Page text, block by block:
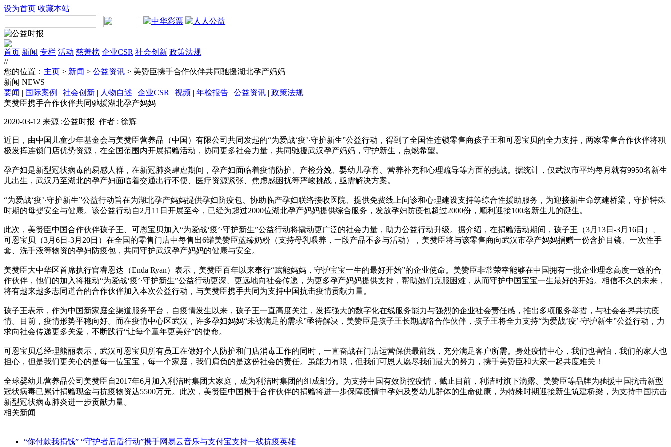
设为首页 收藏本站
首页 新闻 专栏 活动 慈善榜 企业CSR 社会创新 政策法规
//
您的位置： 主页 > 新闻 > 公益资讯 > 美赞臣携手合作伙伴共同驰援湖北孕产妈妈
新闻 NEWS
要闻 | 国际案例 | 社会创新 | 人物自述 | 企业CSR | 视频 | 年检报告 | 公益资讯 | 政策法规
美赞臣携手合作伙伴共同驰援湖北孕产妈妈
2020-03-12 来源 :公益时报 作者 : 徐辉
近日，由中国儿童少年基金会与美赞臣营养品（中国）有限公司共同发起的“为爱战‘疫’·守护新生”公益行动，得到了全国性连锁零售商孩子王和可恩宝贝的全力支持，两家零售合作伙伴将积
极发挥连锁门店优势资源，在全国范围内开展捐赠活动，协同更多社会力量，共同驰援武汉孕产妈妈，守护新生，点燃希望。
孕产妇是新型冠状病毒的易感人群，在新冠肺炎肆虐期间，孕产妇面临着疫情防护、产检分娩、婴幼儿孕育、营养补充和心理疏导等方面的挑战。据统计，仅武汉市平均每月就有9950名新生
儿出生，武汉乃至湖北的孕产妇面临着交通出行不便、医疗资源紧张、焦虑感困扰等严峻挑战，亟需解决方案。
“为爱战‘疫’·守护新生”公益行动旨在为湖北孕产妈妈提供孕妇防疫包、协助临产孕妇联络接收医院、提供免费线上问诊和心理建设支持等综合性援助服务，为迎接新生命筑建桥梁，守护特殊
时期的母婴安全与健康。该公益行动自2月11日开展至今，已经为超过2000位湖北孕产妈妈提供综合服务，发放孕妇防疫包超过2000份，顺利迎接100名新生儿的诞生。
此次，美赞臣中国合作伙伴孩子王、可恩宝贝加入“为爱战‘疫’·守护新生”公益行动将撬动更广泛的社会力量，助力公益行动升级。据介绍，在捐赠活动期间，孩子王（3月13日-3月16日）、
可恩宝贝（3月6日-3月20日）在全国的零售门店中每售出6罐美赞臣蓝臻奶粉（支持母乳喂养，一段产品不参与活动），美赞臣将与该零售商向武汉市孕产妈妈捐赠一份含护目镜、一次性手
套、洗手液等物资的孕妇防疫包，共同守护武汉孕产妈妈的健康与安全。
美赞臣大中华区首席执行官睿恩达（Enda Ryan）表示，美赞臣百年以来奉行“赋能妈妈，守护宝宝一生的最好开始”的企业使命。美赞臣非常荣幸能够在中国拥有一批企业理念高度一致的合
作伙伴，他们的加入将推动“为爱战‘疫’·守护新生”公益行动更深、更远地向社会传递，为更多孕产妈妈提供支持，帮助她们克服困难，从而守护中国宝宝一生最好的开始。相信不久的未来，
将有越来越多志同道合的合作伙伴加入本次公益行动，与美赞臣携手共同为支持中国抗击疫情贡献力量。
孩子王表示，作为中国新家庭全渠道服务平台，自疫情发生以来，孩子王一直高度关注，发挥强大的数字化在线服务能力与强烈的企业社会责任感，推出多项服务举措，与社会各界共抗疫
情。目前，疫情形势平稳向好。而在疫情中心区武汉，许多孕妇妈妈“未被满足的需求”亟待解决，美赞臣是孩子王长期战略合作伙伴，孩子王将全力支持“为爱战‘疫’·守护新生”公益行动，力
求向社会传递更多关爱，不断践行“让每个童年更美好”的使命。
可恩宝贝总经理熊丽表示，武汉可恩宝贝所有员工在做好个人防护和门店消毒工作的同时，一直奋战在门店运营保供最前线，充分满足客户所需。身处疫情中心，我们也害怕，我们的家人也
担心，但是我们更关心的是每一位宝宝，每一个家庭，我们肩负的是这份社会的责任。虽能力有限，但我们可恩人愿尽我们最大的努力，携手美赞臣和大家一起共度难关！
全球婴幼儿营养品公司美赞臣自2017年6月加入利洁时集团大家庭，成为利洁时集团的组成部分。为支持中国有效防控疫情，截止目前，利洁时旗下滴露、美赞臣等品牌为驰援中国抗击新型
冠状病毒已累计捐赠现金与抗疫物资达5500万元。此次，美赞臣中国携手合作伙伴的捐赠将进一步保障疫情中孕妇及婴幼儿群体的生命健康，为特殊时期迎接新生筑建桥梁，为支持中国抗击
新型冠状病毒肺炎进一步贡献力量。
相关新闻
“你付款我捐钱” “守护者后盾行动”携手网易云音乐与支付宝支持一线抗疫英雄